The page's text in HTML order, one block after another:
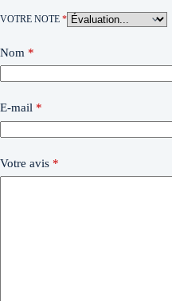
VOTRE NOTE *
Nom *
E-mail *
Votre avis *